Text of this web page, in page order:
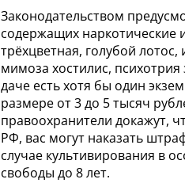
Законодательством
содержащих наркотические
трёхцветная, голубой
мимоза хостилис,
даче есть хотя бы один
размере от 3 до 5 тысяч
правоохранители докажут,
РФ, вас могут наказать
случае культивирования в
свободы до 8 лет.